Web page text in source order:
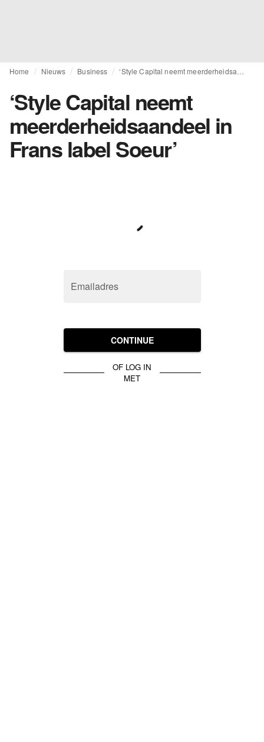
Home Nieuws Business
‘Style Capital neemt
meerderheidsaandeel in
Frans label Soeur’
Emailadres
CONTINUE
OF LOG IN
MET